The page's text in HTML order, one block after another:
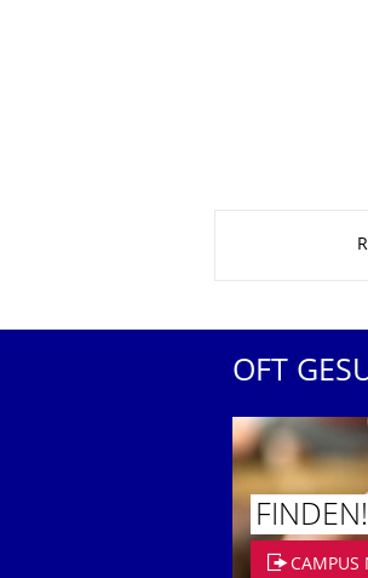
OFT
FINDEN!
CAMPUS